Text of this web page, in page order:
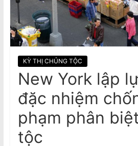
a
m
e
s
e
N
e
w
$3640 Penalty
Hai máy bay
va chạm tại sân
KỲ THỊ CHỦNG TỘC
New York lập
đặc nhiệm
phạm phân
tộc